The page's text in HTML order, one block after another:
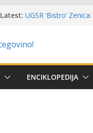
Latest: prikazuje stanje na
Poziv za učešće u
Obavještenje
osobe sa invaliditetom
ENCIKLOPEDIJA